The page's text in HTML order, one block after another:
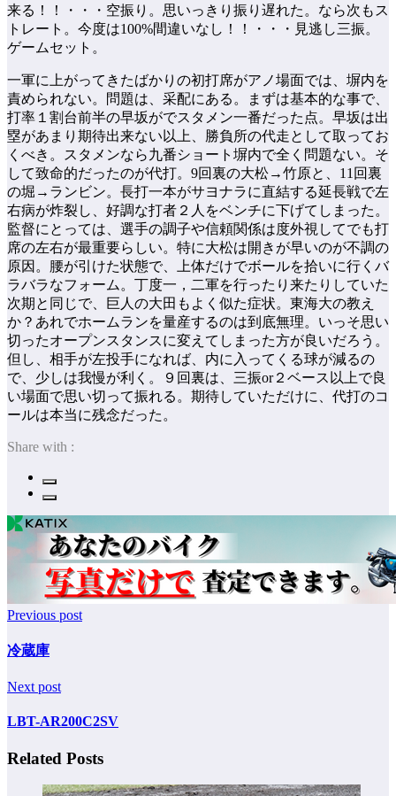
来る！！・・・空振り。思いっきり振り遅れた。なら次もス
トレート。今度は100%間違いなし！！・・・見逃し三振。
ゲームセット。
一軍に上がってきたばかりの初打席がアノ場面では、塀内を
責められない。問題は、采配にある。まずは基本的な事で、
打率１割台前半の早坂がでスタメン一番だった点。早坂は出
塁があまり期待出来ない以上、勝負所の代走として取ってお
くべき。スタメンなら九番ショート塀内で全く問題ない。そ
して致命的だったのが代打。9回裏の大松→竹原と、11回裏
の堀→ランビン。長打一本がサヨナラに直結する延長戦で左
右病が炸裂し、好調な打者２人をベンチに下げてしまった。
監督にとっては、選手の調子や信頼関係は度外視してでも打
席の左右が最重要らしい。特に大松は開きが早いのが不調の
原因。腰が引けた状態で、上体だけでボールを拾いに行くバ
ラバラなフォーム。丁度一，二軍を行ったり来たりしていた
次期と同じで、巨人の大田もよく似た症状。東海大の教え
か？あれでホームランを量産するのは到底無理。いっそ思い
切ったオープンスタンスに変えてしまった方が良いだろう。
但し、相手が左投手になれば、内に入ってくる球が減るの
で、少しは我慢が利く。９回裏は、三振or２ベース以上で良
い場面で思い切って振れる。期待していただけに、代打のコ
ールは本当に残念だった。
Share with :
Previous post
冷蔵庫
Next post
LBT-AR200C2SV
Related Posts